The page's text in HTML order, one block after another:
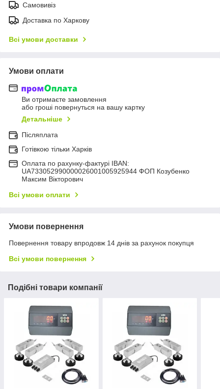
Самовивіз
Доставка по Харкову
Всі умови доставки
Умови оплати
Ви отримаєте замовлення
або гроші повернуться на вашу картку
Детальніше
Післяплата
Готівкою тільки Харків
Оплата по рахунку-фактурі IBAN:
UA733052990000026001005925944 ФОП Козубенко
Максим Вікторович
Всі умови оплати
Умови повернення
Повернення товару впродовж 14 днів за рахунок покупця
Всі умови повернення
Подібні товари компанії